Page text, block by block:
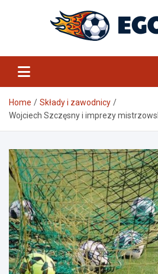
eGol.pl
Home
Składy i zawodnicy
Wojciech Szczęsny i imprezy